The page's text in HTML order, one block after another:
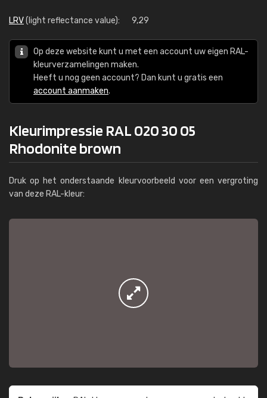
LRV(light reflectance value): 9,29
Op deze website kunt u met een account uw eigen RAL-
kleurverzamelingen maken.
Heeft u nog geen account? Dan kunt u gratis een
account aanmaken.
Kleurimpressie RAL 020 30 05
Rhodonite brown
Druk op het onderstaande kleurvoorbeeld voor een vergroting
van deze RAL-kleur: